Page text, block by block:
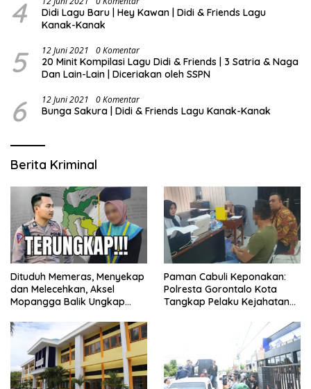
4
Didi Lagu Baru | Hey Kawan | Didi & Friends Lagu
Kanak-Kanak
5 12 Juni 2021 0 Komentar
20 Minit Kompilasi Lagu Didi & Friends | 3 Satria & Naga
Dan Lain-Lain | Diceriakan oleh SSPN
6 12 Juni 2021 0 Komentar
Bunga Sakura | Didi & Friends Lagu Kanak-Kanak
Berita Kriminal
Dituduh Memeras, Menyekap
dan Melecehkan, Aksel
Mopangga Balik Ungkap
Paman Cabuli Keponakan:
Polresta Gorontalo Kota
Tangkap Pelaku Kejahatan